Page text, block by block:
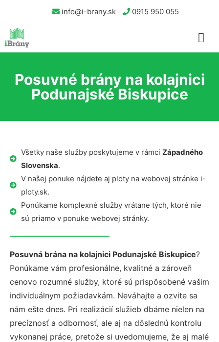
info@i-brany.sk 0915 950 055
Posuvné brány na kolajnici
Podunajské Biskupice
Všetky naše služby poskytujeme v rámci Západného
Slovenska.
V našej ponuke nájdete aj ploty na webovej stránke i-
ploty.sk.
Ponúkame komplexné služby vrátane tých, ktoré nie
sú priamo v ponuke webovej stránky.
Posuvná brána na kolajnici Podunajské Biskupice?
Ponúkame vám profesionálne, kvalitné a zároveň
cenovo rozumné služby, ktoré sú prispôsobené vašim
individuálnym požiadavkám. Neváhajte a ozvite sa
nám ešte dnes. Pri realizácií služieb dbáme nielen na
precíznosť a odbornosť, ale aj na dôslednú kontrolu
vykonanej práce, pretože si uvedomujeme, že aj malé